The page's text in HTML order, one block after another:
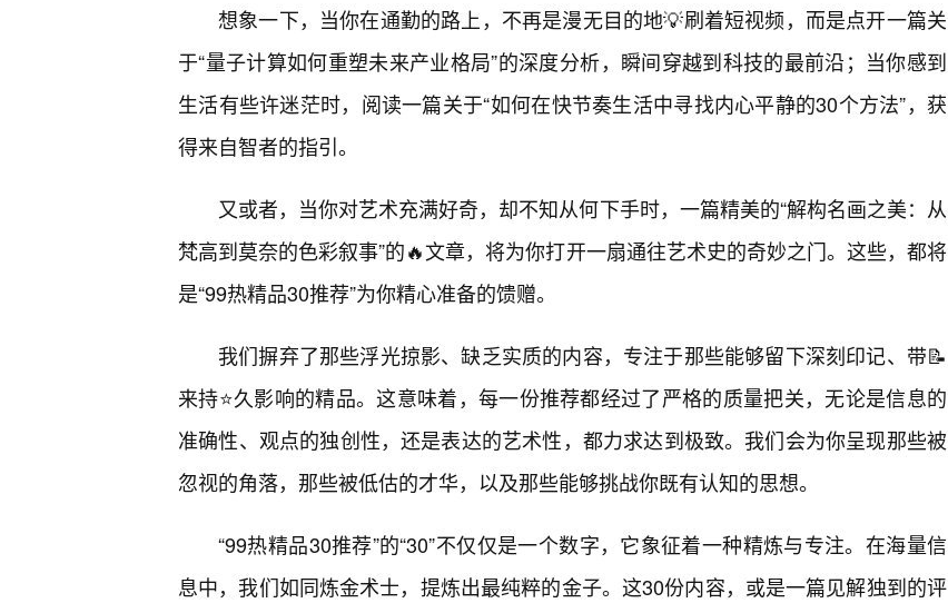
想象一下，当你在通勤的路上，不再是漫无目的地💡刷着短视频，而是点开一篇关
于“量子计算如何重塑未来产业格局”的深度分析，瞬间穿越到科技的最前沿；当你感到
生活有些许迷茫时，阅读一篇关于“如何在快节奏生活中寻找内心平静的30个方法”，获
得来自智者的指引。
又或者，当你对艺术充满好奇，却不知从何下手时，一篇精美的“解构名画之美：从
梵高到莫奈的色彩叙事”的🔥文章，将为你打开一扇通往艺术史的奇妙之门。这些，都将
是“99热精品30推荐”为你精心准备的馈赠。
我们摒弃了那些浮光掠影、缺乏实质的内容，专注于那些能够留下深刻印记、带📝
来持⭐久影响的精品。这意味着，每一份推荐都经过了严格的质量把关，无论是信息的
准确性、观点的独创性，还是表达的艺术性，都力求达到极致。我们会为你呈现那些被
忽视的角落，那些被低估的才华，以及那些能够挑战你既有认知的思想。
“99热精品30推荐”的“30”不仅仅是一个数字，它象征着一种精炼与专注。在海量信
息中，我们如同炼金术士，提炼出最纯粹的金子。这30份内容，或是一篇见解独到的评